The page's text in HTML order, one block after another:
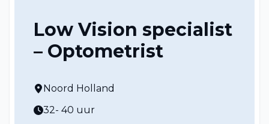
Low Vision specialist
– Optometrist
Noord Holland
32- 40 uur